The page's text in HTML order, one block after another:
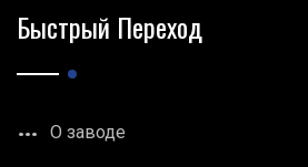
Быстрый Переход
О заводе